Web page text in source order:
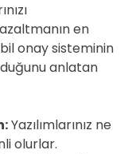
en
onay sisteminin
anlatan
Yazılımlarınız ne
olurlar.